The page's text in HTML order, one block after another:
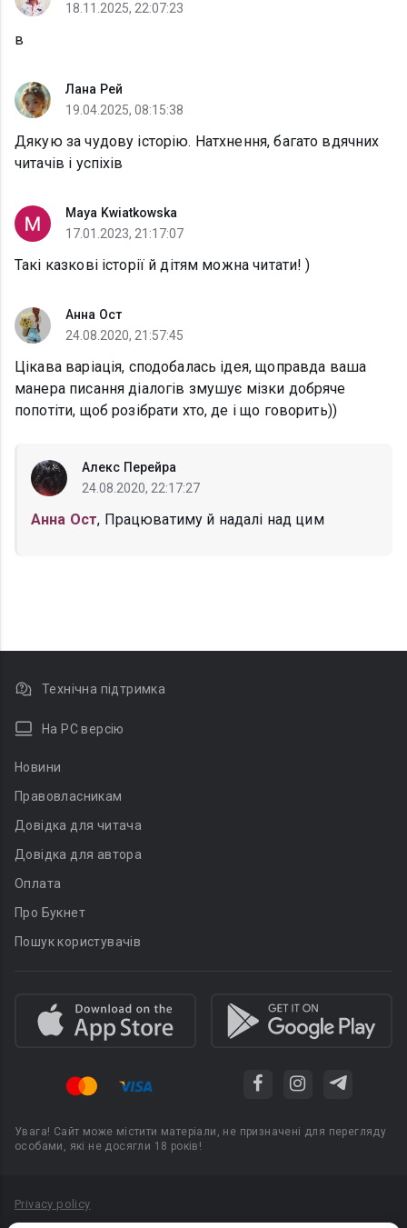
18.11.2025, 22:07:23
в
Лана Рей
19.04.2025, 08:15:38
Дякую за чудову історію. Натхнення, багато вдячних
читачів і успіхів
Maya Kwiatkowska
17.01.2023, 21:17:07
Такі казкові історії й дітям можна читати! )
Анна Ост
24.08.2020, 21:57:45
Цікава варіація, сподобалась ідея, щоправда ваша
манера писання діалогів змушує мізки добряче
попотіти, щоб розібрати хто, де і що говорить))
Алекс Перейра
24.08.2020, 22:17:27
Анна Ост, Працюватиму й надалі над цим
Технічна підтримка
На PC версію
Новини
Правовласникам
Довідка для читача
Довідка для автора
Оплата
Про Букнет
Пошук користувачів
Увага! Сайт може містити матеріали, не призначені для перегляду
особами, які не досягли 18 років!
Privacy policy